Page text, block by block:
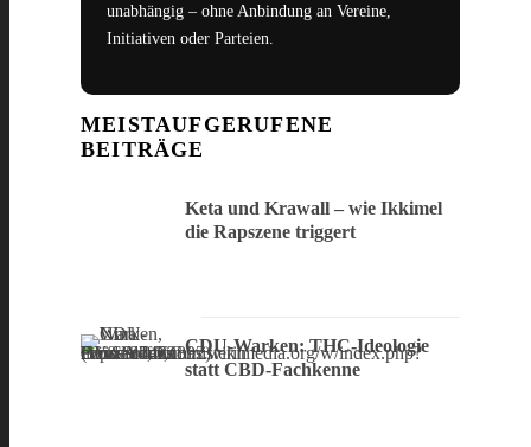
unabhängig – ohne Anbindung an Vereine,
Initiativen oder Parteien.
MEISTAUFGERUFENE
BEITRÄGE
Keta und Krawall – wie Ikkimel
die Rapszene triggert
CDU-Warken: THC-Ideologie
statt CBD-Fachkenne